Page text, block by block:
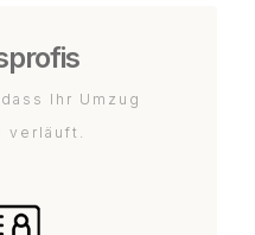
Ihr Umzug
verläuft.